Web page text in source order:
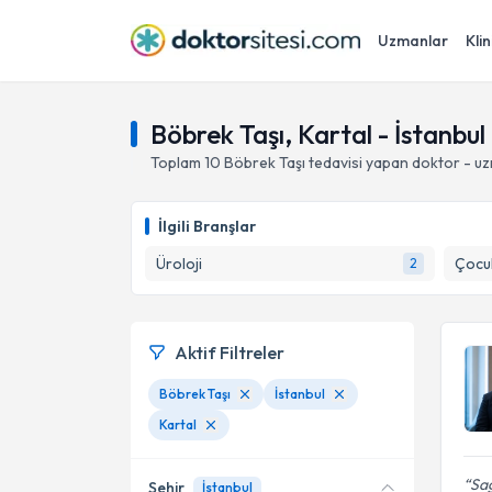
Uzmanlar
Böbrek Taşı, Kartal - İstanbul
Toplam 10 Böbrek Taşı tedavisi yapan doktor -
İlgili Branşlar
Üroloji
2
Aktif Filtreler
Böbrek Taşı
İstanbul
Kartal
Şehir İstanbul